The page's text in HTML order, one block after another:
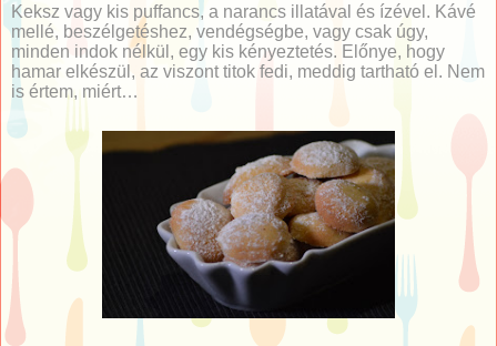
Keksz vagy kis puffancs, a narancs illatával és ízével. Kávé
mellé, beszélgetéshez, vendégségbe, vagy csak úgy,
minden indok nélkül, egy kis kényeztetés. Előnye, hogy
hamar elkészül, az viszont titok fedi, meddig tartható el. Nem
is értem, miért…